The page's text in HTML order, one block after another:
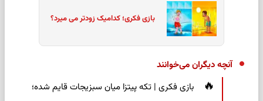
بازی فکری؛ کدامیک زودتر می میرد؟
آنچه دیگران می‌خوانند
بازی فکری | تکه پیتزا میان سبزیجات قایم شده؛